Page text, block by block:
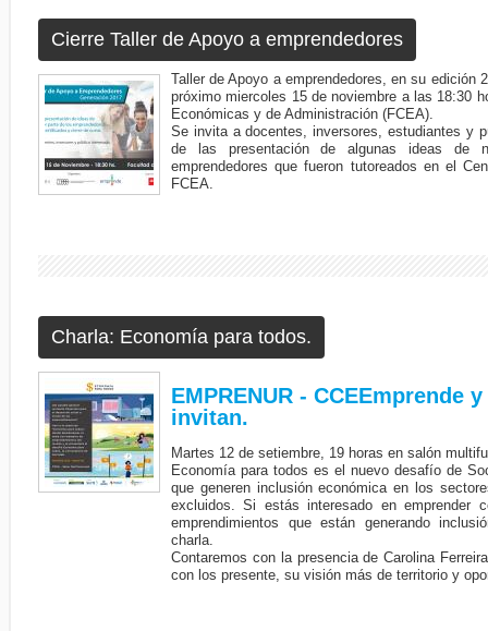
Cierre Taller de Apoyo a emprendedores
Taller de Apoyo a emprendedores, en su edición
próximo miercoles 15 de noviembre a las 18:30
Económicas y de Administración (FCEA).
Se invita a docentes, inversores, estudiantes y
de las presentación de algunas ideas de
emprendedores que fueron tutoreados en el
FCEA.
Charla: Economía para todos.
EMPRENUR - CCEEmprende
invitan.
Martes 12 de setiembre, 19 horas en salón
Economía para todos es el nuevo desafío de
que generen inclusión económica en los
excluidos. Si estás interesado en emprender
emprendimientos que están generando
charla.
Contaremos con la presencia de Carolina
con los presente, su visión más de territorio y